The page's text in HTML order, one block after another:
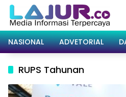
Langsung
konten
NASIONAL
ADVETORIAL
RUPS Tahunan